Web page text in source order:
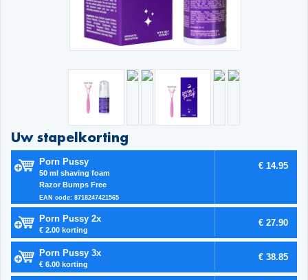
Uw stapelkorting
Porn Pussy
50 ml shaving foam
Razor Bumps Free
EAN code: 8718247421565
€ 14.95
Porn Pussy 2x
€ 2.00 korting
€ 27.90
Porn Pussy 3x
€ 6.00 korting
€ 38.85